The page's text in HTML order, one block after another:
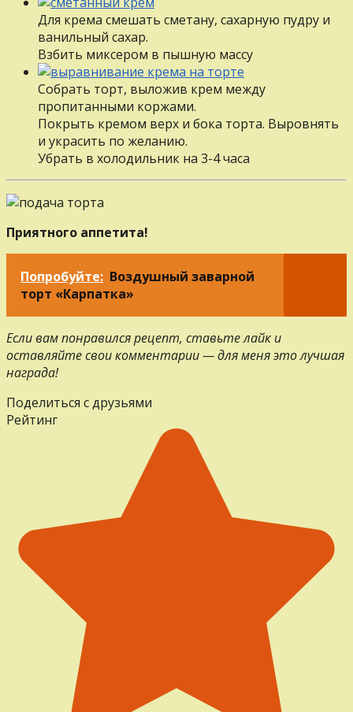
Для крема смешать сметану, сахарную пудру и
ванильный сахар.
Взбить миксером в пышную массу
Собрать торт, выложив крем между
пропитанными коржами.
Покрыть кремом верх и бока торта. Выровнять
и украсить по желанию.
Убрать в холодильник на 3-4 часа
Приятного аппетита!
Попробуйте: Воздушный заварной
торт «Карпатка»
Если вам понравился рецепт, ставьте лайк и
оставляйте свои комментарии — для меня это лучшая
награда!
Поделиться с друзьями
Рейтинг